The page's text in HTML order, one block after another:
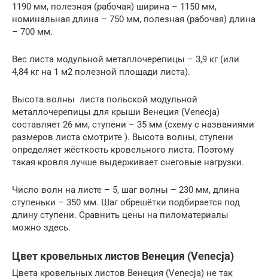
1190 мм, полезная (рабочая) ширина – 1150 мм,
номинальная длина – 750 мм, полезная (рабочая) длина
– 700 мм.
Вес листа модульной металлочерепицы – 3,9 кг (или
4,84 кг на 1 м2 полезной площади листа).
Высота волны листа польской модульной
металлочерепицы для крыши Венеция (Venecja)
составляет 26 мм, ступени – 35 мм (схему с названиями
размеров листа смотрите ). Высота волны, ступени
определяет жёсткость кровельного листа. Поэтому
такая кровля лучше выдерживает снеговые нагрузки.
Число волн на листе – 5, шаг волны – 230 мм, длина
ступеньки – 350 мм. Шаг обрешётки подбирается под
длину ступени. Сравнить цены на пиломатериалы
можно здесь.
Цвет кровельных листов Венеция (Venecja)
Цвета кровельных листов Венеция (Venecja) не так